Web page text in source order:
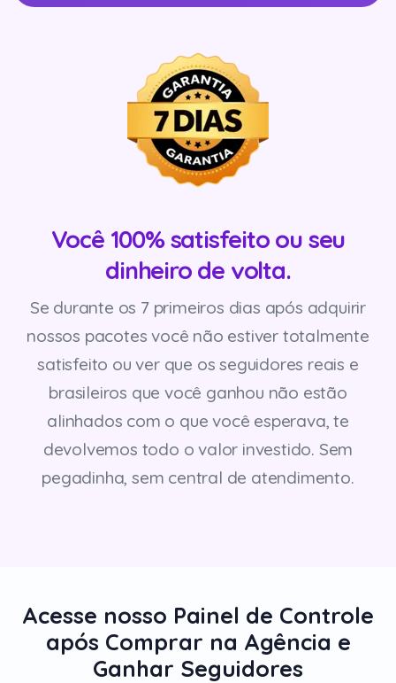
Você 100% satisfeito ou seu
dinheiro de volta.
Se durante os 7 primeiros dias após adquirir
nossos pacotes você não estiver totalmente
satisfeito ou ver que os seguidores reais e
brasileiros que você ganhou não estão
alinhados com o que você esperava, te
devolvemos todo o valor investido. Sem
pegadinha, sem central de atendimento.
Acesse nosso Painel de Controle
após Comprar na Agência e
Ganhar Seguidores